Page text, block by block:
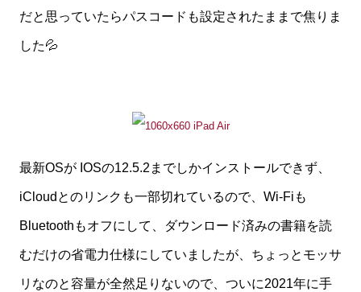
だと思っていたらパスコードも設定されたままで焦りま
した💦
最新OSが IOSの12.5.2までしかインストールできず、
iCloudとのリンクも一部切れているので、Wi-Fiも
Bluetoothもオフにして、ダウンロード済みの書籍を読
むだけの省電力仕様にしていましたが、ちょっとモッサ
リなのと容量が全然足りないので、ついに2021年に手